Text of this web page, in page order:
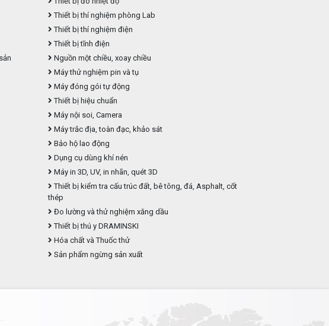
Thiết bị thí nghiệm phòng Lab
Thiết bị thí nghiệm điện
Thiết bị tĩnh điện
Nguồn một chiều, xoay chiều
Máy thử nghiệm pin và tụ
Máy đóng gói tự động
Thiết bị hiệu chuẩn
Máy nội soi, Camera
Máy trắc địa, toàn đạc, khảo sát
Bảo hộ lao động
Dụng cụ dùng khí nén
Máy in 3D, UV, in nhãn, quét 3D
Thiết bị kiểm tra cấu trúc đất, bê tông, đá, Asphalt, cốt
thép
Đo lường và thử nghiệm xăng dầu
Thiết bị thú y DRAMINSKI
Hóa chất và Thuốc thử
Sản phẩm ngừng sản xuất